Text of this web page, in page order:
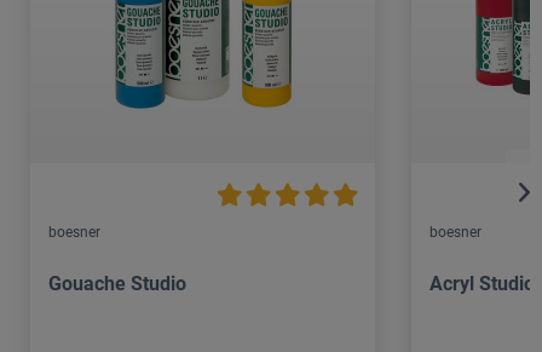
boesner
Gouache Studio
boesner
Acryl Studio